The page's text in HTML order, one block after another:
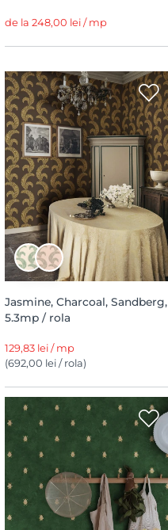
de la 248,00 lei / mp
Jasmine, Charcoal, Sandberg,
5.3mp / rola
129,83 lei / mp
(692,00 lei / rola)